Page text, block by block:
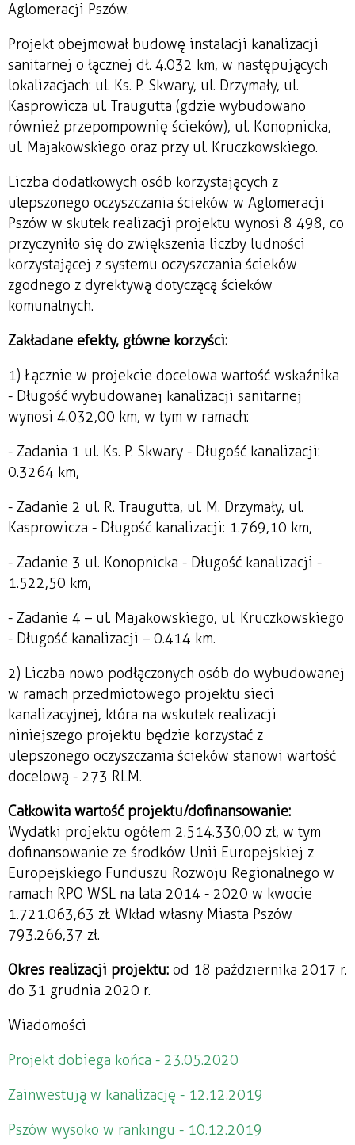
Aglomeracji Pszów.
Projekt obejmował budowę instalacji kanalizacji
sanitarnej o łącznej dł. 4.032 km, w następujących
lokalizacjach: ul. Ks. P. Skwary, ul. Drzymały, ul.
Kasprowicza ul. Traugutta (gdzie wybudowano
również przepompownię ścieków), ul. Konopnicka,
ul. Majakowskiego oraz przy ul. Kruczkowskiego.
Liczba dodatkowych osób korzystających z
ulepszonego oczyszczania ścieków w Aglomeracji
Pszów w skutek realizacji projektu wynosi 8 498, co
przyczyniło się do zwiększenia liczby ludności
korzystającej z systemu oczyszczania ścieków
zgodnego z dyrektywą dotyczącą ścieków
komunalnych.
Zakładane efekty, główne korzyści:
1) Łącznie w projekcie docelowa wartość wskaźnika
- Długość wybudowanej kanalizacji sanitarnej
wynosi 4.032,00 km, w tym w ramach:
- Zadania 1 ul. Ks. P. Skwary - Długość kanalizacji:
0.3264 km,
- Zadanie 2 ul. R. Traugutta, ul. M. Drzymały, ul.
Kasprowicza - Długość kanalizacji: 1.769,10 km,
- Zadanie 3 ul. Konopnicka - Długość kanalizacji -
1.522,50 km,
- Zadanie 4 – ul. Majakowskiego, ul. Kruczkowskiego
- Długość kanalizacji – 0.414 km.
2) Liczba nowo podłączonych osób do wybudowanej
w ramach przedmiotowego projektu sieci
kanalizacyjnej, która na wskutek realizacji
niniejszego projektu będzie korzystać z
ulepszonego oczyszczania ścieków stanowi wartość
docelową - 273 RLM.
Całkowita wartość projektu/dofinansowanie:
Wydatki projektu ogółem 2.514.330,00 zł, w tym
dofinansowanie ze środków Unii Europejskiej z
Europejskiego Funduszu Rozwoju Regionalnego w
ramach RPO WSL na lata 2014 - 2020 w kwocie
1.721.063,63 zł. Wkład własny Miasta Pszów
793.266,37 zł.
Okres realizacji projektu: od 18 października 2017 r.
do 31 grudnia 2020 r.
Wiadomości
Projekt dobiega końca - 23.05.2020
Zainwestują w kanalizację - 12.12.2019
Pszów wysoko w rankingu - 10.12.2019